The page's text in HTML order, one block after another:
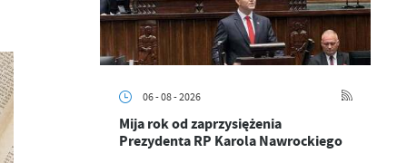
06 - 08 - 2026
Mija rok od zaprzysiężenia
Prezydenta RP Karola Nawrockiego